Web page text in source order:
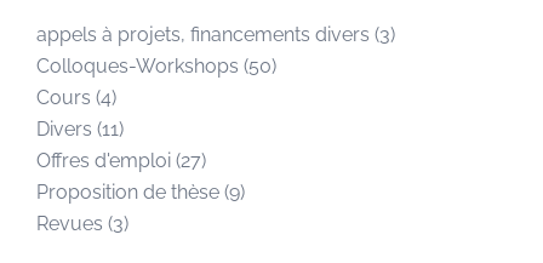
appels à projets, financements divers (3)
Colloques-Workshops (50)
Cours (4)
Divers (11)
Offres d'emploi (27)
Proposition de thèse (9)
Revues (3)